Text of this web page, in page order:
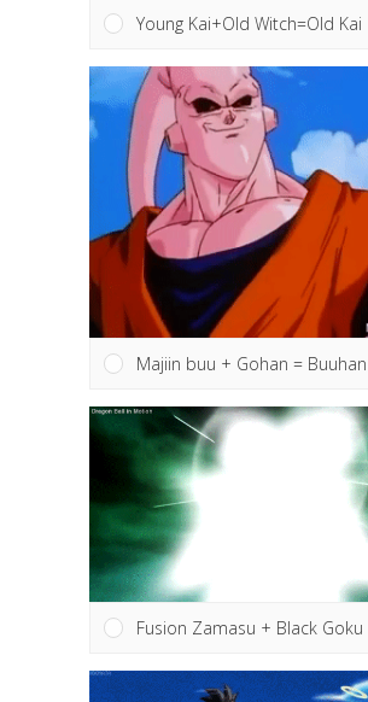
Majiin buu + Gohan = Buuhan
Fusion Zamasu + Black Goku